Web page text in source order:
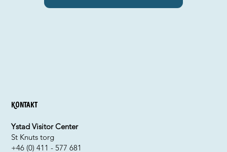
Kontakt
Ystad Visitor Center
St Knuts torg
+46 (0) 411 - 577 681